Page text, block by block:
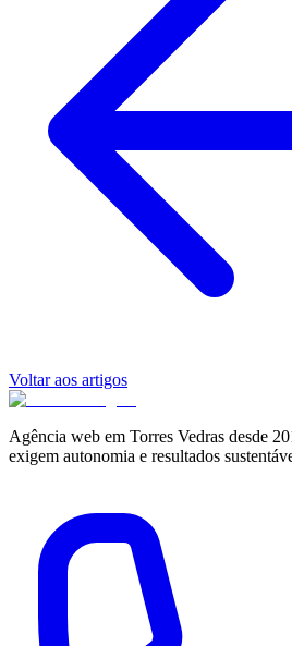
Voltar aos artigos
Agência web em Torres Vedras desde
exigem autonomia e resultados